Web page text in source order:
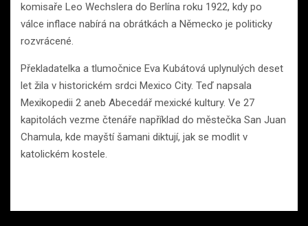
komisaře Leo Wechslera do Berlína roku 1922, kdy po
válce inflace nabírá na obrátkách a Německo je politicky
rozvrácené.
Překladatelka a tlumočnice Eva Kubátová uplynulých deset
let žila v historickém srdci Mexico City. Teď napsala
Mexikopedii 2 aneb Abecedář mexické kultury. Ve 27
kapitolách vezme čtenáře například do městečka San Juan
Chamula, kde mayští šamani diktují, jak se modlit v
katolickém kostele.